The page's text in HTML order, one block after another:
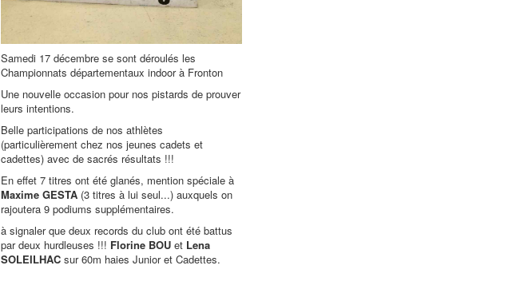
Samedi 17 décembre se sont déroulés les
Championnats départementaux indoor à Fronton
Une nouvelle occasion pour nos pistards de prouver
leurs intentions.
Belle participations de nos athlètes
(particulièrement chez nos jeunes cadets et
cadettes) avec de sacrés résultats !!!
En effet 7 titres ont été glanés, mention spéciale à
Maxime GESTA(3 titres à lui seul...) auxquels on
rajoutera 9 podiums supplémentaires.
à signaler que deux records du club ont été battus
par deux hurdleuses !!! Florine BOUet Lena
SOLEILHACsur 60m haies Junior et Cadettes.